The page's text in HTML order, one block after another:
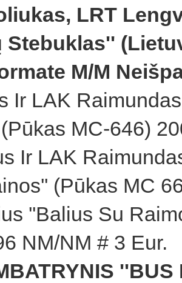
LRT
Stebuklas''
M/M
Ir LAK
MC-646)
Ir LAK
(Pūkas MC
''Balius Su
NM/NM # 3 Eur.